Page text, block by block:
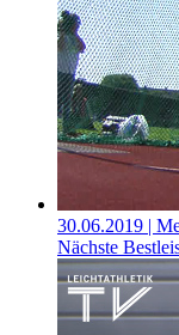
30.06.2019 |
Nächste